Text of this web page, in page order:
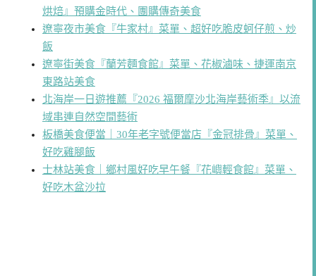
烘焙』預購金時代、團購傳奇美食
遼寧夜市美食『牛家村』菜單、超好吃脆皮蚵仔煎、炒
飯
遼寧街美食『蘭芳麵食館』菜單、花椒滷味、捷運南京
東路站美食
北海岸一日遊推薦『2026 福爾摩沙北海岸藝術季』以流
域串連自然空間藝術
板橋美食便當｜30年老字號便當店『金冠排骨』菜單、
好吃雞腿飯
士林站美食｜鄉村風好吃早午餐『花嶼輕食館』菜單、
好吃木盆沙拉